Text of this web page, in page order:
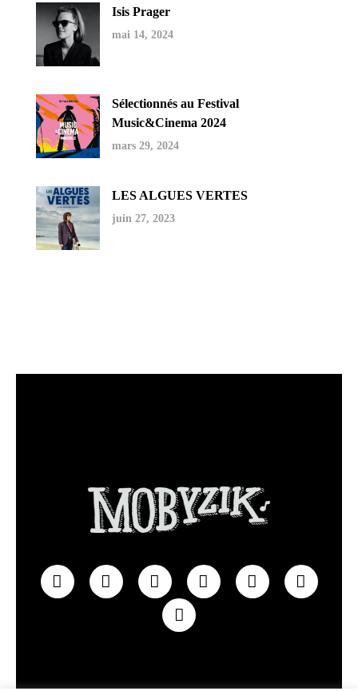
Isis Prager
mai 14, 2024
Sélectionnés au Festival
Music&Cinema 2024
mars 29, 2024
LES ALGUES VERTES
juin 27, 2023